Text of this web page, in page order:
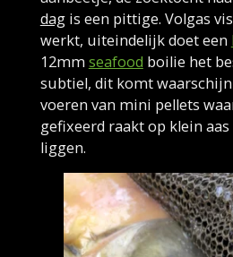
dagis een pittige. Volgas
werkt, uiteindelijk doet een
12mm seafood boilie het
subtiel, dit komt
voeren van mini pellets
gefixeerd raakt op klein
liggen.